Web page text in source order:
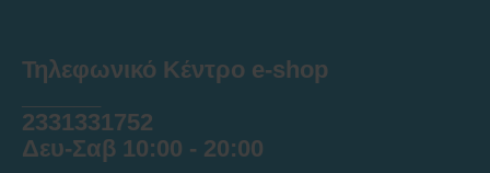
Τηλεφωνικό Κέντρο e-shop
2331331752
Δευ-Σαβ 10:00 - 20:00